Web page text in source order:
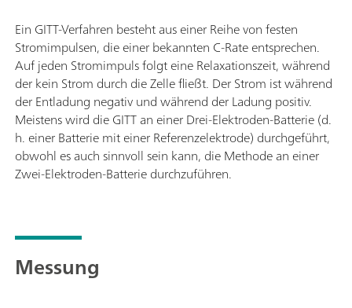
Ein GITT-Verfahren besteht aus einer Reihe von festen
Stromimpulsen, die einer bekannten C-Rate entsprechen.
Auf jeden Stromimpuls folgt eine Relaxationszeit, während
der kein Strom durch die Zelle fließt. Der Strom ist während
der Entladung negativ und während der Ladung positiv.
Meistens wird die GITT an einer Drei-Elektroden-Batterie (d.
h. einer Batterie mit einer Referenzelektrode) durchgeführt,
obwohl es auch sinnvoll sein kann, die Methode an einer
Zwei-Elektroden-Batterie durchzuführen.
Messung